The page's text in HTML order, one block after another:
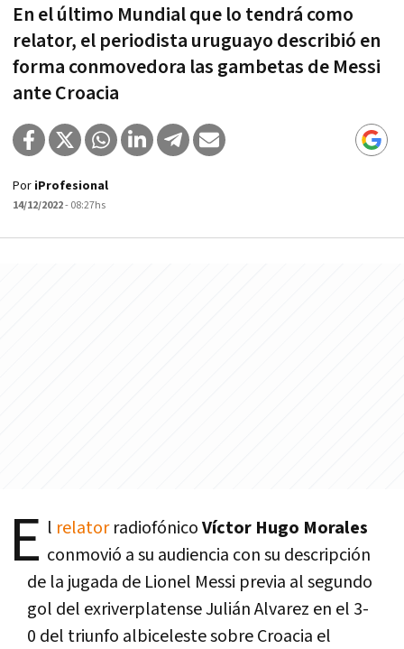
En el último Mundial que lo tendrá como
relator, el periodista uruguayo describió en
forma conmovedora las gambetas de Messi
ante Croacia
Por iProfesional
14/12/2022- 08:27hs
E l relatorradiofónicoVíctor Hugo Morales
conmovió a su audiencia con su descripción
de la jugada de Lionel Messi previa al segundo
gol del exriverplatense Julián Alvarez en el 3-
0 del triunfo albiceleste sobre Croacia el